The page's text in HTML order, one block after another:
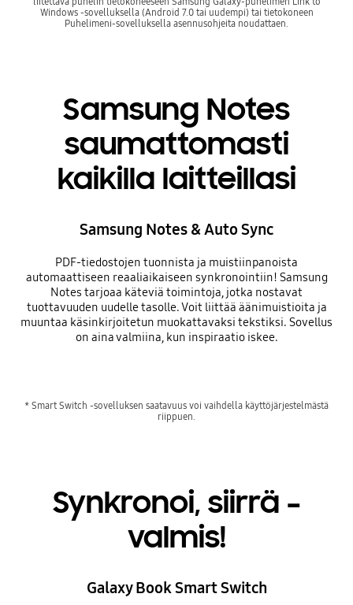
Windows -sovelluksella (Android 7.0 tai uudempi) tai tietokoneen
Puhelimeni-sovelluksella asennusohjeita noudattaen.
Samsung Notes
saumattomasti
kaikilla laitteillasi
Samsung Notes & Auto Sync
PDF-tiedostojen tuonnista ja muistiinpanoista
automaattiseen reaaliaikaiseen synkronointiin! Samsung
Notes tarjoaa käteviä toimintoja, jotka nostavat
tuottavuuden uudelle tasolle. Voit liittää äänimuistioita ja
muuntaa käsinkirjoitetun muokattavaksi tekstiksi. Sovellus
on aina valmiina, kun inspiraatio iskee.
* Smart Switch -sovelluksen saatavuus voi vaihdella käyttöjärjestelmästä
riippuen.
Synkronoi, siirrä –
valmis!
Galaxy Book Smart Switch